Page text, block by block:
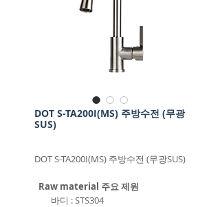
DOT S-TA200I(MS) 주방수전 (무광
SUS)
DOT S-TA200I(MS) 주방수전 (무광SUS)
Raw material 주요 제원
바디 : STS304